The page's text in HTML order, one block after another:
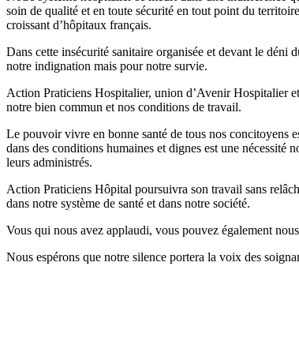
soin de qualité et en toute sécurité en tout point du
croissant d’hôpitaux français.
Dans cette insécurité sanitaire organisée et devant le déni
notre indignation mais pour notre survie.
Action Praticiens Hospitalier, union d’Avenir Hospitalier
notre bien commun et nos conditions de travail.
Le pouvoir vivre en bonne santé de tous nos concitoyens
dans des conditions humaines et dignes est une nécessité
leurs administrés.
Action Praticiens Hôpital poursuivra son travail sans
dans notre système de santé et dans notre société.
Vous qui nous avez applaudi, vous pouvez également
Nous espérons que notre silence portera la voix des